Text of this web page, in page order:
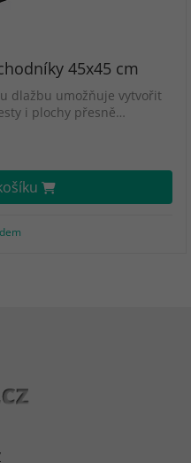
45x45 cm
dlažbu umožňuje vytvořit
i plochy přesně…